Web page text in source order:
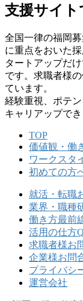
支援サイト
全国⼀律の福岡
に重点をおいた
タートアップだ
です。求職者様
ています。
経験重視、ポテ
キャリアップで
TOP
価値観・働
ワークスタ
初めての方
就活・転職
業界・職種
働き方最前
活用の仕方
求職者様お
企業様お問
プライバシ
運営会社